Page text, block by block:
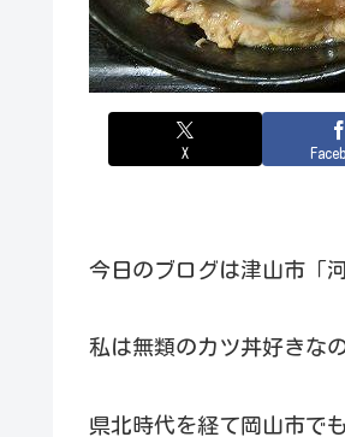
X
今日のブログは津山市「
私は無類のカツ丼好きな
県北時代を経て岡山市で